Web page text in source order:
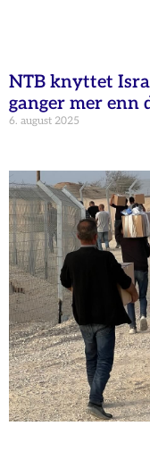
NTB knyttet
ganger mer enn
6. august 2025